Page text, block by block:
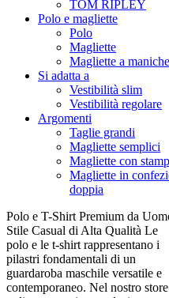
TOM RIPLEY
Polo e magliette
Polo
Magliette
Magliette a
Si adatta a
Vestibilità slim
Vestibilità regolare
Argomenti
Taglie grandi
Magliette semplici
Magliette con
Magliette in
doppia
Polo e T-Shirt Premium da
Stile Casual di Alta Qualità Le
polo e le t-shirt rappresentano i
pilastri fondamentali di un
guardaroba maschile versatile e
contemporaneo. Nel nostro store